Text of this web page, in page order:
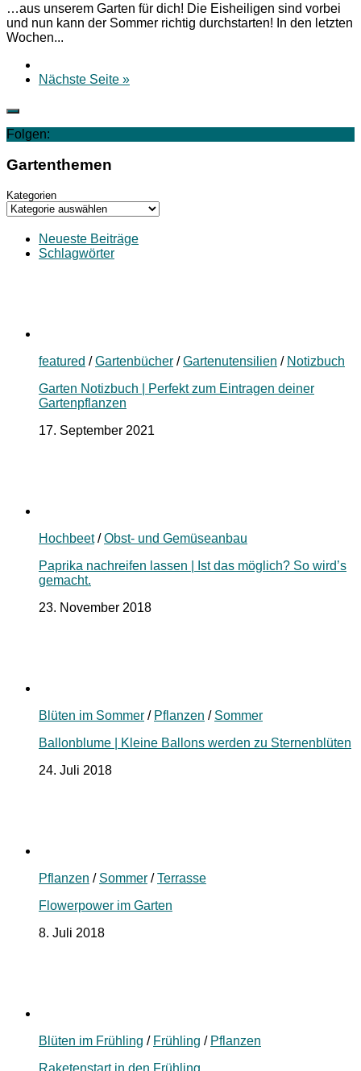
…aus unserem Garten für dich! Die Eisheiligen sind vorbei
und nun kann der Sommer richtig durchstarten! In den letzten
Wochen...
Nächste Seite »
Folgen:
Gartenthemen
Kategorien
Neueste Beiträge
Schlagwörter
featured /Gartenbücher /Gartenutensilien / Notizbuch
Garten Notizbuch | Perfekt zum Eintragen deiner
Gartenpflanzen
17. September 2021
Hochbeet/Obst- und Gemüseanbau
Paprika nachreifen lassen | Ist das möglich? So wird’s
gemacht.
23. November 2018
Blüten im Sommer / Pflanzen / Sommer
Ballonblume | Kleine Ballons werden zu Sternenblüten
24. Juli 2018
Pflanzen / Sommer /Terrasse
Flowerpower im Garten
8. Juli 2018
Blüten im Frühling / Frühling / Pflanzen
Raketenstart in den Frühling